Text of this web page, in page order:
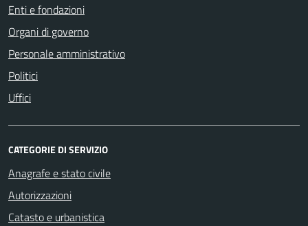
Enti e fondazioni
Organi di governo
Personale amministrativo
Politici
Uffici
CATEGORIE DI SERVIZIO
Anagrafe e stato civile
Autorizzazioni
Catasto e urbanistica